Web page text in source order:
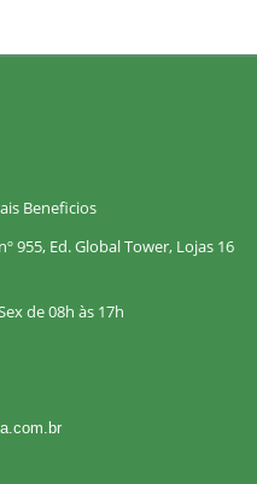
Beneficios
955, Ed. Global Tower, Lojas 16
de 08h às 17h